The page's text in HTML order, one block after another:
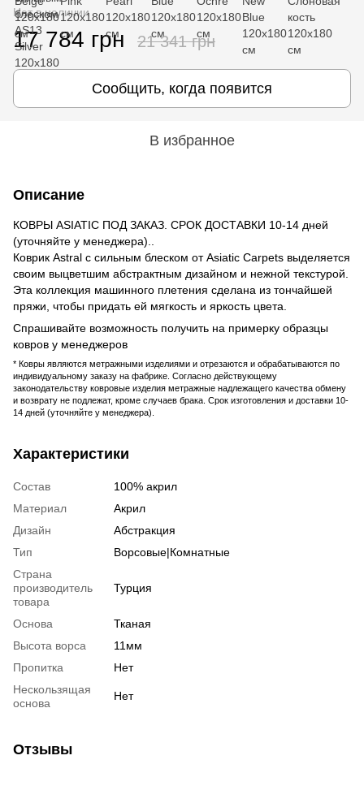
Нет в наличии
17 784 грн 21 341 грн
Сообщить, когда появится
В избранное
Описание
КОВРЫ ASIATIC ПОД ЗАКАЗ. СРОК ДОСТАВКИ 10-14 дней
(уточняйте у менеджера)..
Коврик Astral с сильным блеском от Asiatic Carpets выделяется
своим выцветшим абстрактным дизайном и нежной текстурой.
Эта коллекция машинного плетения сделана из тончайшей
пряжи, чтобы придать ей мягкость и яркость цвета.
Спрашивайте возможность получить на примерку образцы
ковров у менеджеров
* Ковры являются метражными изделиями и отрезаются и обрабатываются по
индивидуальному заказу на фабрике. Согласно действующему
законодательству ковровые изделия метражные надлежащего качества обмену
и возврату не подлежат, кроме случаев брака. Срок изготовления и доставки 10-
14 дней (уточняйте у менеджера).
Характеристики
Состав
100% акрил
Материал
Акрил
Дизайн
Абстракция
Тип
Ворсовые|Комнатные
Страна
производитель
товара
Турция
Основа
Тканая
Высота ворса
11мм
Пропитка
Нет
Нескользящая
основа
Нет
Отзывы